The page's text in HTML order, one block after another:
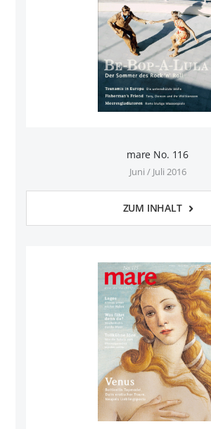
mare No. 116
Juni / Juli 2016
ZUM INHALT